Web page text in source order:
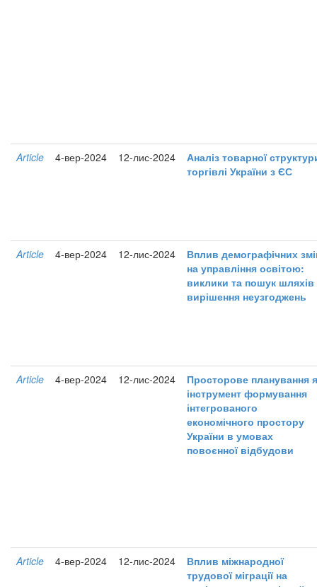
Article 4-вер-2024 12-лис-2024
Аналіз товарної
торгівлі України з ЄС
Article 4-вер-2024 12-лис-2024
Вплив демографічних
на управління освітою:
виклики та пошук шляхів
вирішення неузгоджень
Article 4-вер-2024 12-лис-2024
Просторове планування
інструмент формування
інтегрованого
економічного простору
України в умовах
повоєнної відбудови
Article 4-вер-2024 12-лис-2024
Вплив міжнародної
трудової міграції на